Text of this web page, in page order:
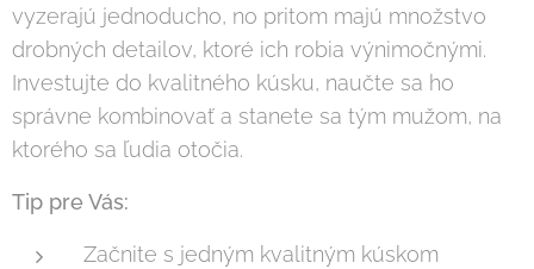
vyzerajú jednoducho, no pritom majú množstvo
drobných detailov, ktoré ich robia výnimočnými.
Investujte do kvalitného kúsku, naučte sa ho
správne kombinovať a stanete sa tým mužom, na
ktorého sa ľudia otočia.
Tip pre Vás:
Začnite s jedným kvalitným kúskom